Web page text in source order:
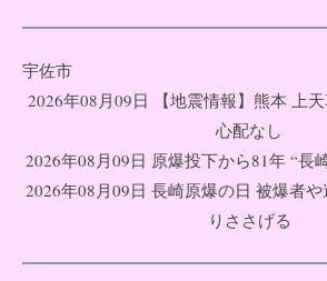
テ
ン
宇佐市
2026年08月09日 【地震情報】熊本 上
心配なし
2026年08月09日 原爆投下から81年 “長
2026年08月09日 長崎原爆の日 被爆者
りささげる